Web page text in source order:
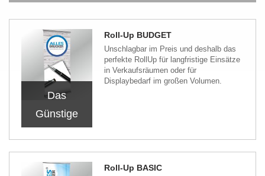
Das
Günstige
Roll-Up BUDGET
Unschlagbar im Preis und deshalb das
perfekte RollUp für langfristige Einsätze
in Verkaufsräumen oder für
Displaybedarf im großen Volumen.
Roll-Up BASIC